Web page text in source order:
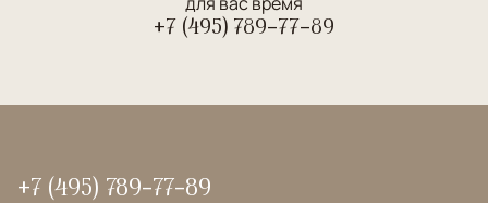
+7 (495) 789-77-89
+7 (495) 789-77-89